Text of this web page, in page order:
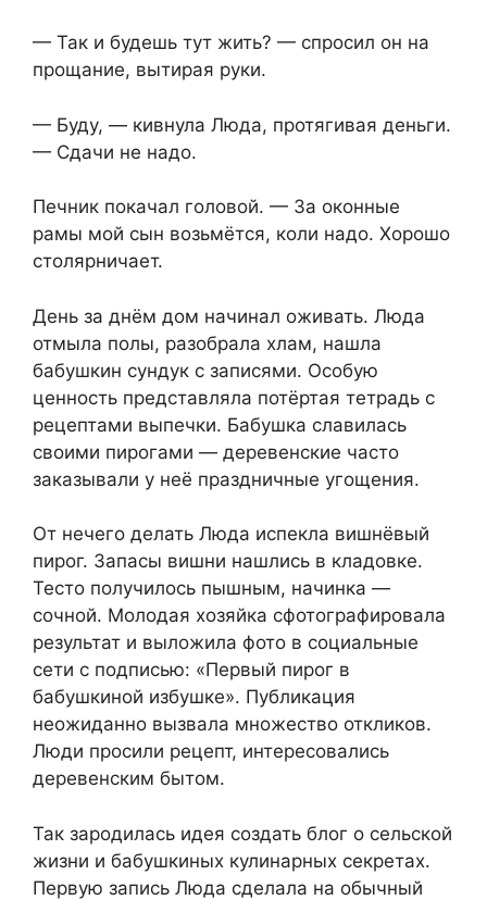
— Так и будешь тут жить? — спросил он на
прощание, вытирая руки.
— Буду, — кивнула Люда, протягивая деньги.
— Сдачи не надо.
Печник покачал головой. — За оконные
рамы мой сын возьмётся, коли надо. Хорошо
столярничает.
День за днём дом начинал оживать. Люда
отмыла полы, разобрала хлам, нашла
бабушкин сундук с записями. Особую
ценность представляла потёртая тетрадь с
рецептами выпечки. Бабушка славилась
своими пирогами — деревенские часто
заказывали у неё праздничные угощения.
От нечего делать Люда испекла вишнёвый
пирог. Запасы вишни нашлись в кладовке.
Тесто получилось пышным, начинка —
сочной. Молодая хозяйка сфотографировала
результат и выложила фото в социальные
сети с подписью: «Первый пирог в
бабушкиной избушке». Публикация
неожиданно вызвала множество откликов.
Люди просили рецепт, интересовались
деревенским бытом.
Так зародилась идея создать блог о сельской
жизни и бабушкиных кулинарных секретах.
Первую запись Люда сделала на обычный